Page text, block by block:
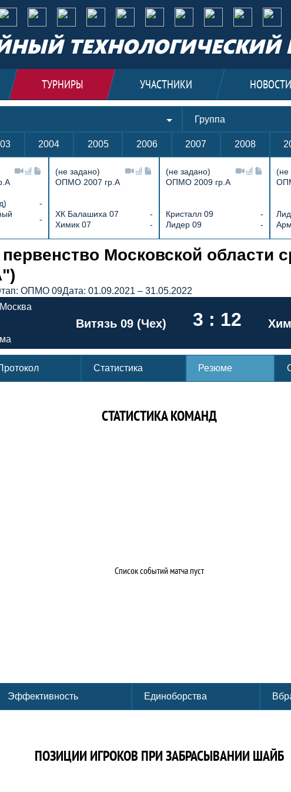
ТЕХНОЛОГИЧЕСКИЙ
ТУРНИРЫ УЧАСТНИКИ НОВОСТИ
Группа
2004 2005 2006 2007 2008
-
-
(не задано)
ОПМО 2007 гр.А
ХК Балашиха 07
-
Химик 07
-
(не задано)
ОПМО 2009 гр.А
Кристалл 09
-
Лидер 09
-
(не
09 (Чех) 3 : 12 Химик 09,
Московской области
ОПМО 09Дата: 01.09.2021 – 31.05.2022
Витязь 09 (Чех) 3 : 12
Статистика Резюме
СТАТИСТИКА КОМАНД
Список событий матча пуст
Эффективность Единоборства
ПОЗИЦИИ ИГРОКОВ ПРИ ЗАБРАСЫВАНИИ ШАЙБ